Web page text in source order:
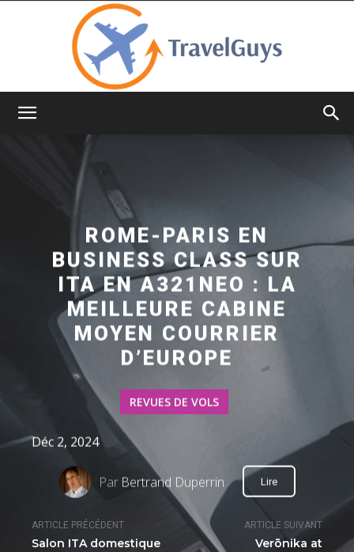
ARTICLE PRÉCÉDENT
Salon ITA domestique
ARTICLE SUIVANT
Verōnika at
ROME-PARIS EN
BUSINESS CLASS SUR
ITA EN A321NEO : LA
MEILLEURE CABINE
MOYEN COURRIER
D’EUROPE
REVUES DE VOLS
Déc 2, 2024
Par Bertrand Duperrin Lire